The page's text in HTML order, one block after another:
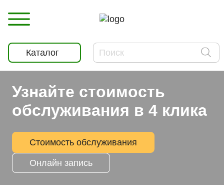
Каталог
Узнайте стоимость
обслуживания в 4 клика
Стоимость обслуживания
Онлайн запись